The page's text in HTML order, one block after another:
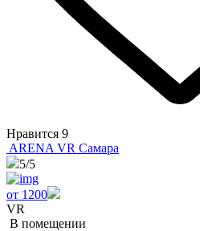
Нравится 9
ARENA VR Самара
5/5
от 1200
VR
В помещении